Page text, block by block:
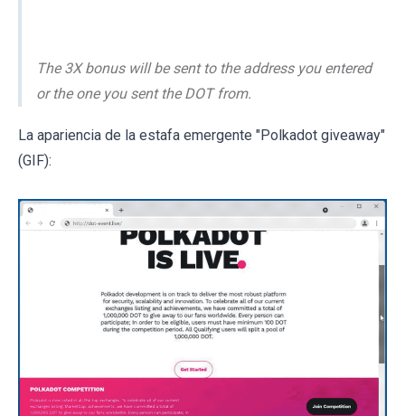
The 3X bonus will be sent to the address you entered
or the one you sent the DOT from.
La apariencia de la estafa emergente "Polkadot giveaway"
(GIF):